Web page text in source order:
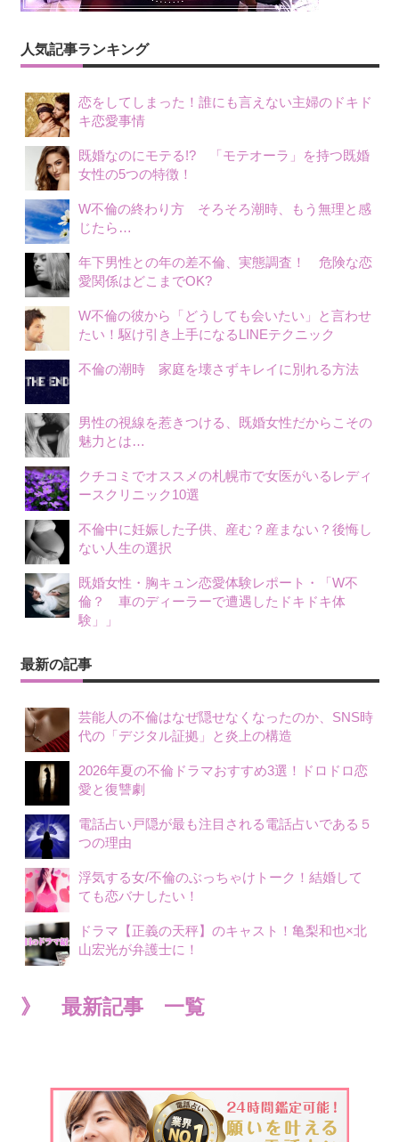
ー
シ
ン
人気記事ランキング
恋をしてしまった！誰にも言えない主婦のドキド
キ恋愛事情
既婚なのにモテる!? 「モテオーラ」を持つ既婚
女性の5つの特徴！
W不倫の終わり方 そろそろ潮時、もう無理と感
じたら…
年下男性との年の差不倫、実態調査！ 危険な恋
愛関係はどこまでOK?
W不倫の彼から「どうしても会いたい」と言わせ
たい！駆け引き上手になるLINEテクニック
不倫の潮時 家庭を壊さずキレイに別れる方法
男性の視線を惹きつける、既婚女性だからこその
魅力とは…
クチコミでオススメの札幌市で女医がいるレディ
ースクリニック10選
不倫中に妊娠した子供、産む？産まない？後悔し
ない人生の選択
既婚女性・胸キュン恋愛体験レポート・「W不
倫？ 車のディーラーで遭遇したドキドキ体
験」」
最新の記事
芸能人の不倫はなぜ隠せなくなったのか、SNS時
代の「デジタル証拠」と炎上の構造
2026年夏の不倫ドラマおすすめ3選！ドロドロ恋
愛と復讐劇
電話占い戸隠が最も注目される電話占いである５
つの理由
浮気する女/不倫のぶっちゃけトーク！結婚して
ても恋バナしたい！
ドラマ【正義の天秤】のキャスト！亀梨和也×北
山宏光が弁護士に！
》 最新記事 一覧